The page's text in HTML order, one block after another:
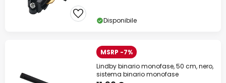
Disponibile
MSRP -7%
Lindby binario monofase, 50 cm, nero,
sistema binario monofase